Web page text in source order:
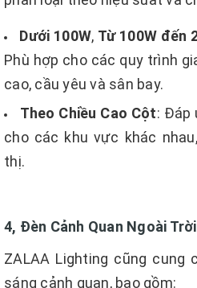
Dưới 100W, Từ 100W đến
Phù hợp cho các quy trình
cao, cầu yêu và sân bay.
Theo Chiều Cao Cột: Đáp
cho các khu vực khác
thị.
4, Đèn Cảnh Quan Ngoài Trời
ZALAA Lighting cũng cung
sáng cảnh quan, bao gồm: